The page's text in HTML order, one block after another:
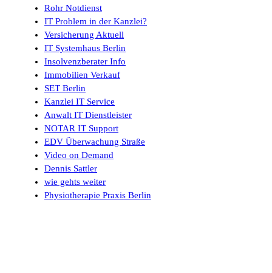
Rohr Notdienst
IT Problem in der Kanzlei?
Versicherung Aktuell
IT Systemhaus Berlin
Insolvenzberater Info
Immobilien Verkauf
SET Berlin
Kanzlei IT Service
Anwalt IT Dienstleister
NOTAR IT Support
EDV Überwachung Straße
Video on Demand
Dennis Sattler
wie gehts weiter
Physiotherapie Praxis Berlin